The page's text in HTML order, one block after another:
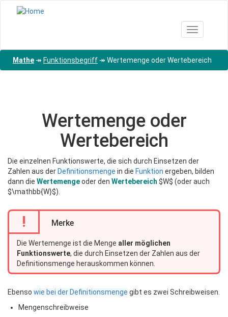
Direkt
Toggle
Mathe↠ Funktionsbegriff↠ Wertemenge oder Wertebereich
Wertemenge oder
Wertebereich
Die einzelnen Funktionswerte, die sich durch Einsetzen der
Zahlen aus der Definitionsmenge in die Funktion ergeben, bilden
dann die Wertemengeoder den Wertebereich $W$ (oder auch
$\mathbb{W}$).
! Merke
Die Wertemenge ist die Menge aller möglichen
Funktionswerte, die durch Einsetzen der Zahlen aus der
Definitionsmenge herauskommen können.
Ebenso wie bei der Definitionsmenge gibt es zwei Schreibweisen.
Mengenschreibweise